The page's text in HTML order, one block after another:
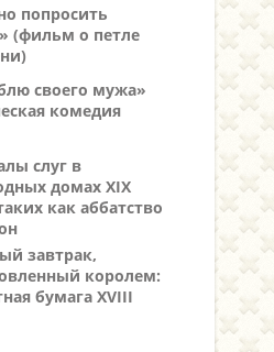
попросить
(фильм о петле
своего мужа»
комедия
слуг в
домах XIX
как аббатство
завтрак,
королем:
бумага XVIII